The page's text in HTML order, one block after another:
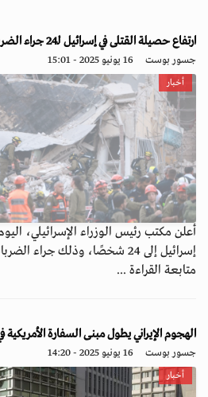
ارتفاع حصيلة القتلى في إسرائيل لـ24 جراء الضربات الإيرانية المتواصلة
جسور بوست 16 يونيو 2025 - 15:01
أخبار
أعلن مكتب رئيس الوزراء الإسرائيلي،
إسرائيل إلى 24 شخصًا، وذلك جراء الضربات الصاروخية...
متابعة القراءة ...
الهجوم الإيراني يطول مبنى السفارة الأمريكية
جسور بوست 16 يونيو 2025 - 14:20
أخبار